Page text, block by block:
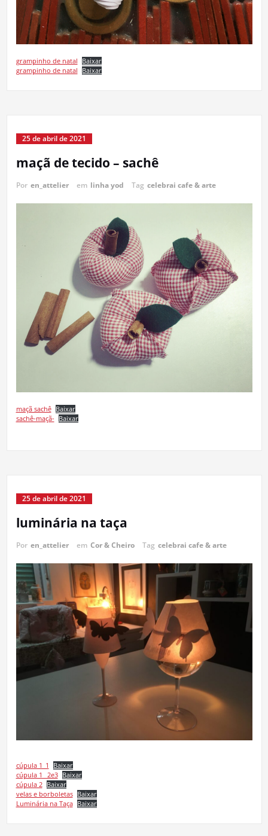
grampinho de natal
Baixar
grampinho de natal
Baixar
25 de abril de 2021
maçã de tecido – sachê
Por en_attelier em linha yod Tag celebrai cafe & arte
maçã sachê
Baixar
sachê-maçã-
Baixar
25 de abril de 2021
luminária na taça
Por en_attelier em Cor & Cheiro Tag celebrai cafe & arte
cúpula 1_1
Baixar
cúpula 1 _2e3
Baixar
cúpula 2
Baixar
velas e borboletas
Baixar
Luminária na Taça
Baixar